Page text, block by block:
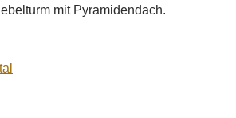
mit Pyramidendach.